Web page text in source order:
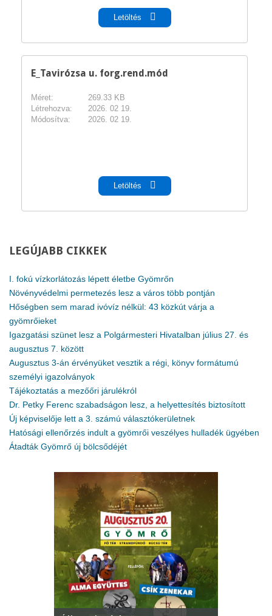
Letöltés
E_Tavirózsa u. forg.rend.mód
Méret:
269.33 KB
Létrehozva:
2026. 02 19.
Módosítva:
2026. 02 19.
Letöltés
LEGÚJABB CIKKEK
I. fokú vízkorlátozás lépett életbe Gyömrőn
Növényvédelmi permetezés lesz a város több pontján
Hőségben sem marad ivóvíz nélkül: 43 közkút várja a
gyömrőieket
Igazgatási szünet lesz a Polgármesteri Hivatalban július 27. és
augusztus 7. között
Augusztus 3-án érvényüket vesztik a régi, könyv formátumú
személyi igazolványok
Tájékoztatás a mezőőri járulékról
Dr. Petky Ferenc szabadságon lesz, a helyettesítés biztosított
Új képviselője lett a 3. számú választókerületnek
Hatósági ellenőrzés indult a gyömrői veszélyes hulladék ügyében
Átadták Gyömrő új bölcsődéjét